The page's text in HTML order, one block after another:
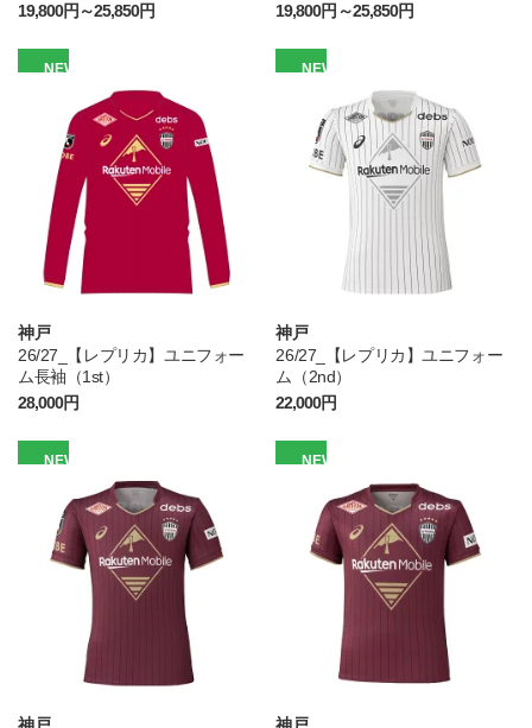
19,800円～25,850円
19,800円～25,850円
NEW
神戸
26/27_【レプリカ】ユニフォー
ム長袖（1st）
28,000円
NEW
神戸
26/27_【レプリカ】ユニフォー
ム（2nd）
22,000円
NEW
神戸
NEW
神戸